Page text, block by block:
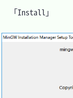
「Install」